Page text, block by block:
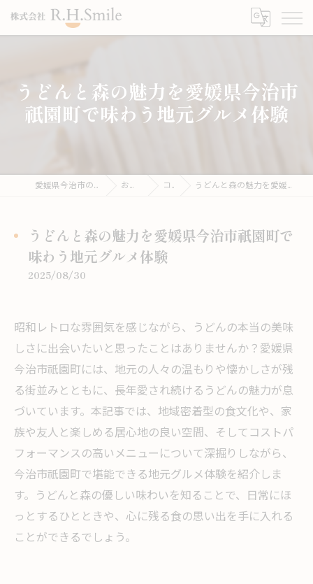
うどんと森の魅力を愛媛県今治市
祇園町で味わう地元グルメ体験
愛媛県今治市のうどんならこがね製麺所 お役立ち情報 コラム うどんと森の魅力を愛媛県今治市祇園町で味わう地元グルメ体験
うどんと森の魅力を愛媛県今治市祇園町で
味わう地元グルメ体験
2025/08/30
昭和レトロな雰囲気を感じながら、うどんの本当の美味
しさに出会いたいと思ったことはありませんか？愛媛県
今治市祇園町には、地元の人々の温もりや懐かしさが残
る街並みとともに、長年愛され続けるうどんの魅力が息
づいています。本記事では、地域密着型の食文化や、家
族や友人と楽しめる居心地の良い空間、そしてコストパ
フォーマンスの高いメニューについて深掘りしながら、
今治市祇園町で堪能できる地元グルメ体験を紹介しま
す。うどんと森の優しい味わいを知ることで、日常にほ
っとするひとときや、心に残る食の思い出を手に入れる
ことができるでしょう。